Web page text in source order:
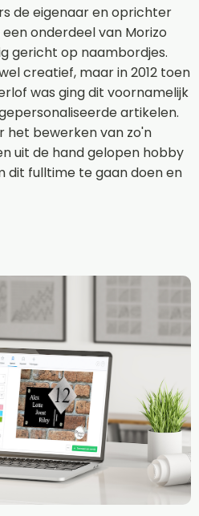
de eigenaar en oprichter
een onderdeel van Morizo
gericht op naambordjes.
creatief, maar in 2012 toen
was ging dit voornamelijk
artikelen.
het bewerken van zo'n
uit de hand gelopen hobby
dit fulltime te gaan doen en